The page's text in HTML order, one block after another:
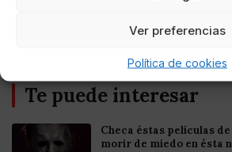
Ver preferencias
Política de cookies
Te puede interesar
Checa éstas películas
morir de miedo en ésta